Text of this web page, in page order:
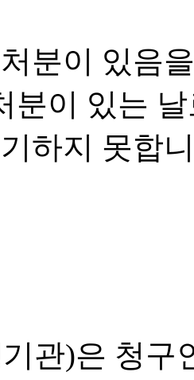
분이 있음
분이 있는
하지 못합
관)은 청구